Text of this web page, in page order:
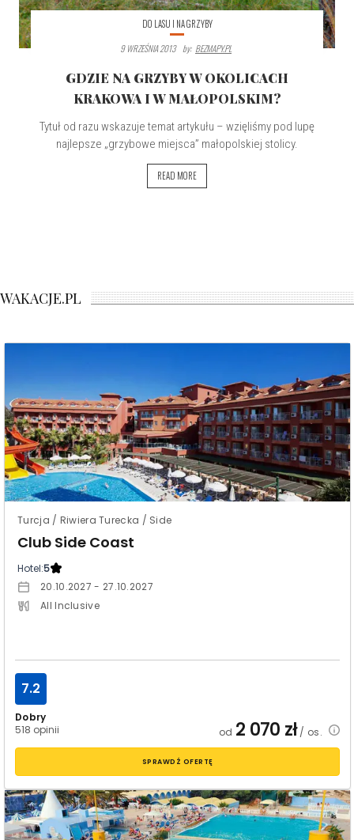
DO LASU I NA GRZYBY
9 WRZEŚNIA 2013 By: BEZMAPY.PL
GDZIE NA GRZYBY W OKOLICACH
KRAKOWA I W MAŁOPOLSKIM?
Tytuł od razu wskazuje temat artykułu – wzięliśmy pod lupę
najlepsze „grzybowe miejsca” małopolskiej stolicy.
READ MORE
WAKACJE.PL
Turcja / Riwiera Turecka / Side
Club Side Coast
Hotel:5
20.10.2027 - 27.10.2027
All Inclusive
Dobry
518 opinii
7.2
od 2 070 zł/ os.
SPRAWDŹ OFERTĘ